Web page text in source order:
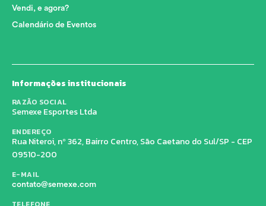
Vendi, e agora?
Calendário de Eventos
Informações institucionais
RAZÃO SOCIAL
Semexe Esportes Ltda
ENDEREÇO
Rua Niteroi, nº 362, Bairro Centro, São Caetano do Sul/SP - CEP
09510-200
E-MAIL
contato@semexe.com